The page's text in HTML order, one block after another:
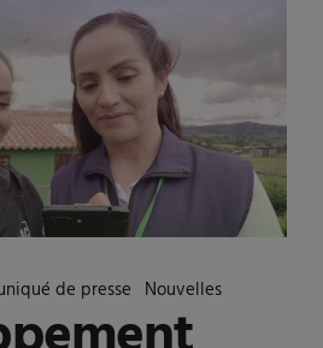
de presse Nouvelles